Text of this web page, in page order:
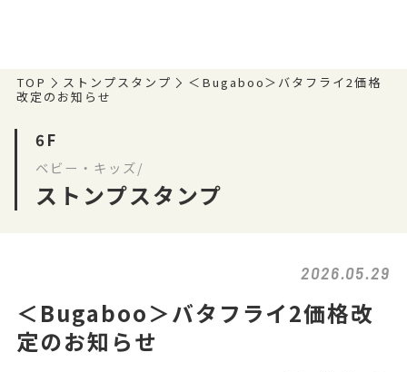
TOP ストンプスタンプ
＜Bugaboo＞バタフライ2価格
改定のお知らせ
6F
ベビー・キッズ/
ストンプスタンプ
2026.05.29
＜Bugaboo＞バタフライ2価格改
定のお知らせ